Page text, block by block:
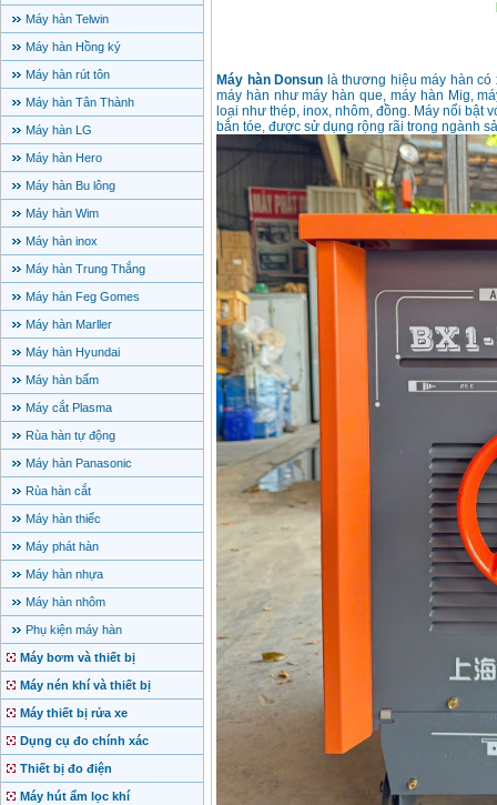
Máy hàn Telwin
Máy hàn Hồng ký
Máy hàn rút tôn
Máy hàn Tân Thành
Máy hàn LG
Máy hàn Hero
Máy hàn Bu lông
Máy hàn Wim
Máy hàn inox
Máy hàn Trung Thắng
Máy hàn Feg Gomes
Máy hàn Marller
Máy hàn Hyundai
Máy hàn bấm
Máy cắt Plasma
Rùa hàn tự động
Máy hàn Panasonic
Rùa hàn cắt
Máy hàn thiếc
Máy phát hàn
Máy hàn nhựa
Máy hàn nhôm
Phụ kiện máy hàn
Máy bơm và thiết bị
Máy nén khí và thiết bị
Máy thiết bị rửa xe
Dụng cụ đo chính xác
Thiết bị đo điện
Máy hút ẩm lọc khí
Máy hàn Donsun là thương hiệu máy hàn
máy hàn như máy hàn que, máy hàn Mig,
loại như thép, inox, nhôm, đồng. Máy nổi bật
bắn tóe, được sử dụng rộng rãi trong ngành